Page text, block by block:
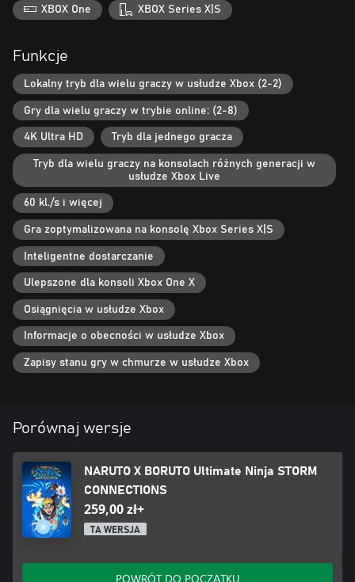
XBOX One XBOX Series X|S
Funkcje
Lokalny tryb dla wielu graczy w usłudze Xbox (2-2)
Gry dla wielu graczy w trybie online: (2-8)
4K Ultra HD Tryb dla jednego gracza
Tryb dla wielu graczy na konsolach różnych generacji w
usłudze Xbox Live
60 kl./s i więcej
Gra zoptymalizowana na konsolę Xbox Series X|S
Inteligentne dostarczanie
Ulepszone dla konsoli Xbox One X
Osiągnięcia w usłudze Xbox
Informacje o obecności w usłudze Xbox
Zapisy stanu gry w chmurze w usłudze Xbox
Porównaj wersje
NARUTO X BORUTO Ultimate Ninja STORM
CONNECTIONS
259,00 zł+
TA WERSJA
POWRÓT DO POCZĄTKU